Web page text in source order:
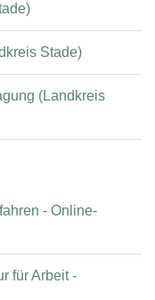
Stade)
(Landkreis
- Online-
für Arbeit -